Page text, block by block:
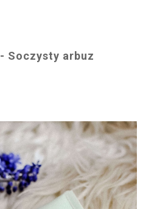
Soczysty arbuz